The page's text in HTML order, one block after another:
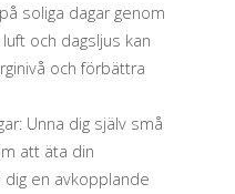
soliga dagar genom
och dagsljus kan
och förbättra
Unna dig själv små
att äta din
en avkopplande